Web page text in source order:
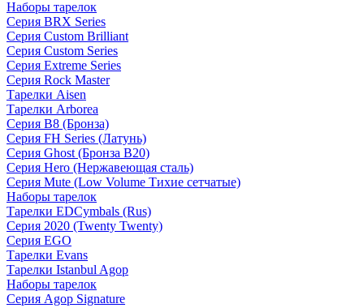
Наборы тарелок
Серия BRX Series
Серия Custom Brilliant
Серия Custom Series
Серия Extreme Series
Серия Rock Master
Тарелки Aisen
Тарелки Arborea
Серия B8 (Бронза)
Серия FH Series (Латунь)
Серия Ghost (Бронза B20)
Серия Hero (Нержавеющая сталь)
Серия Mute (Low Volume Тихие сетчатые)
Наборы тарелок
Тарелки EDCymbals (Rus)
Серия 2020 (Twenty Twenty)
Серия EGO
Тарелки Evans
Тарелки Istanbul Agop
Наборы тарелок
Серия Agop Signature